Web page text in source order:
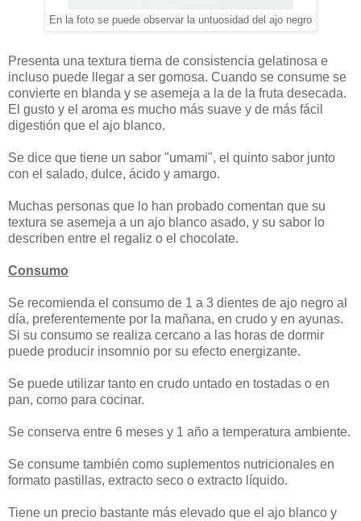
En la foto se puede observar la untuosidad del ajo negro
Presenta una textura tierna de consistencia gelatinosa e
incluso puede llegar a ser gomosa. Cuando se consume se
convierte en blanda y se asemeja a la de la fruta desecada.
El gusto y el aroma es mucho más suave y de más fácil
digestión que el ajo blanco.
Se dice que tiene un sabor "umami", el quinto sabor junto
con el salado, dulce, ácido y amargo.
Muchas personas que lo han probado comentan que su
textura se asemeja a un ajo blanco asado, y su sabor lo
describen entre el regaliz o el chocolate.
Consumo
Se recomienda el consumo de 1 a 3 dientes de ajo negro al
día, preferentemente por la mañana, en crudo y en ayunas.
Si su consumo se realiza cercano a las horas de dormir
puede producir insomnio por su efecto energizante.
Se puede utilizar tanto en crudo untado en tostadas o en
pan, como para cocinar.
Se conserva entre 6 meses y 1 año a temperatura ambiente.
Se consume también como suplementos nutricionales en
formato pastillas, extracto seco o extracto líquido.
Tiene un precio bastante más elevado que el ajo blanco y